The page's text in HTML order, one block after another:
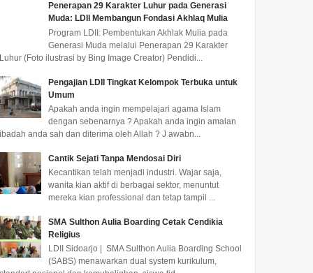
Penerapan 29 Karakter Luhur pada Generasi
Muda: LDII Membangun Fondasi Akhlaq Mulia
Program LDII: Pembentukan Akhlak Mulia pada
Generasi Muda melalui Penerapan 29 Karakter
Luhur (Foto ilustrasi by Bing Image Creator) Pendidi...
Pengajian LDII Tingkat Kelompok Terbuka untuk
Umum
Apakah anda ingin mempelajari agama Islam
dengan sebenarnya ? Apakah anda ingin amalan
ibadah anda sah dan diterima oleh Allah ? J awabn...
Cantik Sejati Tanpa Mendosai Diri
Kecantikan telah menjadi industri. Wajar saja,
wanita kian aktif di berbagai sektor, menuntut
mereka kian professional dan tetap tampil ...
SMA Sulthon Aulia Boarding Cetak Cendikia
Religius
LDII Sidoarjo | SMA Sulthon Aulia Boarding School
(SABS) menawarkan dual system kurikulum,